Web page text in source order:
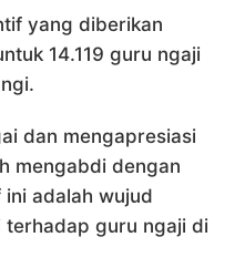
yang diberikan
14.119 guru ngaji
dan mengapresiasi
mengabdi dengan
adalah wujud
terhadap guru ngaji di